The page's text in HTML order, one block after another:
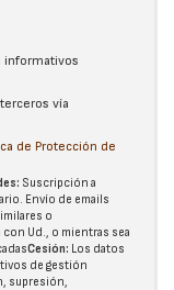
informativos
vía
de Protección de
Suscripción a
Envío de emails
o
Ud., o mientras sea
Cesión: Los datos
de gestión
supresión,